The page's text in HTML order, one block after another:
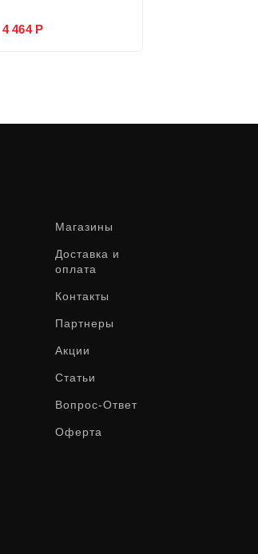
4 464 Р
Магазины
Доставка и
оплата
Контакты
Партнеры
Акции
Статьи
Вопрос-Ответ
Оферта